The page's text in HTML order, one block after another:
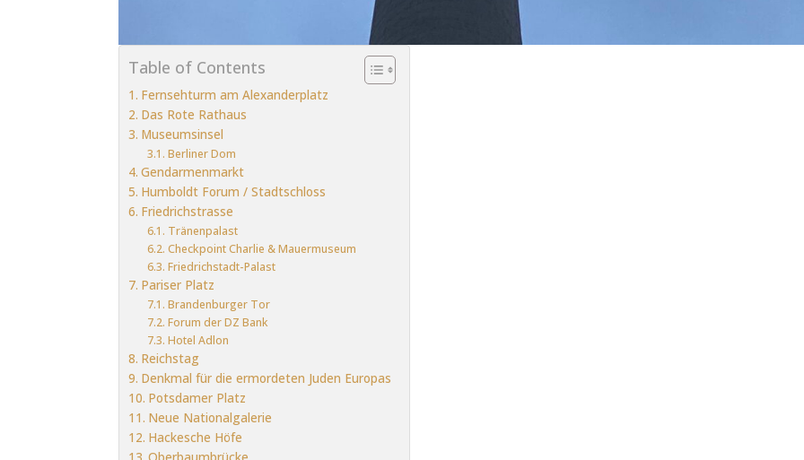
Table of Contents
Fernsehturm am Alexanderplatz
Das Rote Rathaus
Museumsinsel
Berliner Dom
Gendarmenmarkt
Humboldt Forum / Stadtschloss
Friedrichstrasse
Tränenpalast
Checkpoint Charlie & Mauermuseum
Friedrichstadt-Palast
Pariser Platz
Brandenburger Tor
Forum der DZ Bank
Hotel Adlon
Reichstag
Denkmal für die ermordeten Juden Europas
Potsdamer Platz
Neue Nationalgalerie
Hackesche Höfe